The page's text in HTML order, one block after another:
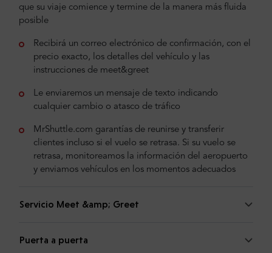
que su viaje comience y termine de la manera más fluida
posible
Recibirá un correo electrónico de confirmación, con el
precio exacto, los detalles del vehículo y las
instrucciones de meet&greet
Le enviaremos un mensaje de texto indicando
cualquier cambio o atasco de tráfico
MrShuttle.com garantías de reunirse y transferir
clientes incluso si el vuelo se retrasa. Si su vuelo se
retrasa, monitoreamos la información del aeropuerto
y enviamos vehículos en los momentos adecuados
Servicio Meet &amp; Greet
Puerta a puerta